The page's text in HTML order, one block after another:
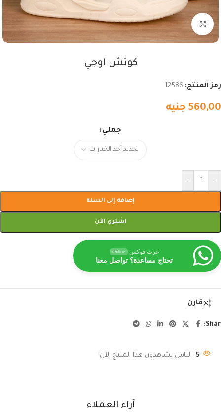
اضغط للتكبير
كوتش اوجي
رمز المنتج: 12586
560,00 جنيه
جملي
-
+
إضافة إلى السلة
اشتري الآن
عزت فوكس Online
تحتاج مساعدة؟ تواصل معنا
قارن
5 الناس يشاهدون هذا المنتج الآن!
آراء العملاء